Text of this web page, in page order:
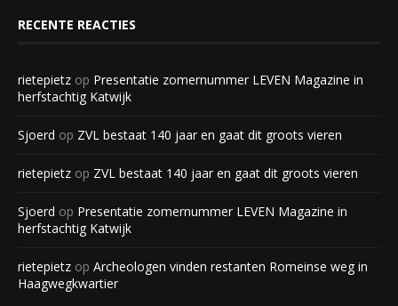
RECENTE REACTIES
rietepietz op Presentatie zomernummer LEVEN Magazine in
herfstachtig Katwijk
Sjoerd op ZVL bestaat 140 jaar en gaat dit groots vieren
rietepietz op ZVL bestaat 140 jaar en gaat dit groots vieren
Sjoerd op Presentatie zomernummer LEVEN Magazine in
herfstachtig Katwijk
rietepietz op Archeologen vinden restanten Romeinse weg in
Haagwegkwartier